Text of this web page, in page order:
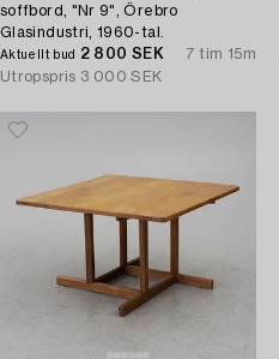
soffbord, "Nr 9", Örebro
Glasindustri, 1960-tal.
Aktuellt bud 2 800 SEK
7 tim 15m
Utropspris 3 000 SEK